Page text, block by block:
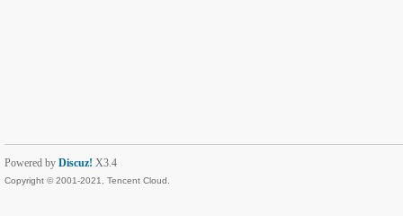
Powered by Discuz! X3.4
Copyright © 2001-2021, Tencent Cloud.